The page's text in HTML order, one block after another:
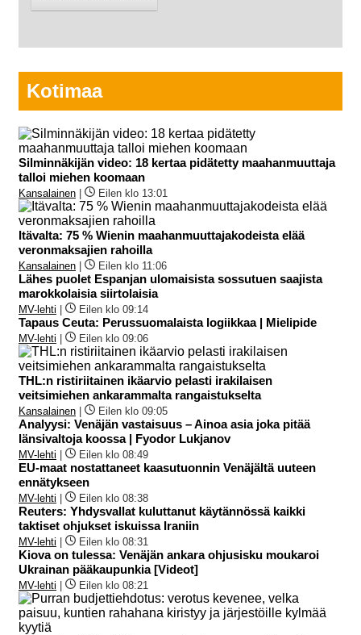
Kotimaa
Silminnäkijän video: 18 kertaa pidätetty maahanmuuttaja
talloi miehen koomaan
Kansalainen | Eilen klo 13:01
Itävalta: 75 % Wienin maahanmuuttajakodeista elää
veronmaksajien rahoilla
Kansalainen | Eilen klo 11:06
Lähes puolet Espanjan ulomaisista sossutuen saajista
marokkolaisia siirtolaisia
MV-lehti | Eilen klo 09:14
Tapaus Ceuta: Perussuomalaista logiikkaa | Mielipide
MV-lehti | Eilen klo 09:06
THL:n ristiriitainen ikäarvio pelasti irakilaisen
veitsimiehen ankarammalta rangaistukselta
Kansalainen | Eilen klo 09:05
Analyysi: Venäjän vastaisuus – Ainoa asia joka pitää
länsivaltoja koossa | Fyodor Lukjanov
MV-lehti | Eilen klo 08:49
EU-maat nostattaneet kaasutuonnin Venäjältä uuteen
ennätykseen
MV-lehti | Eilen klo 08:38
Reuters: Yhdysvallat kuluttanut käytännössä kaikki
taktiset ohjukset iskuissa Iraniin
MV-lehti | Eilen klo 08:31
Kiova on tulessa: Venäjän ankara ohjusisku moukaroi
Ukrainan pääkaupunkia [Videot]
MV-lehti | Eilen klo 08:21